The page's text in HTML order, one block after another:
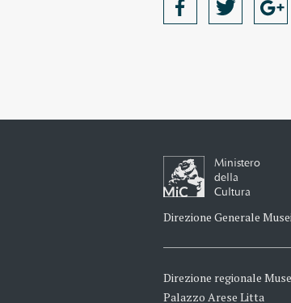
Ministero
della
Cultura
Direzione Generale
Direzione regionale
Palazzo Arese Litta